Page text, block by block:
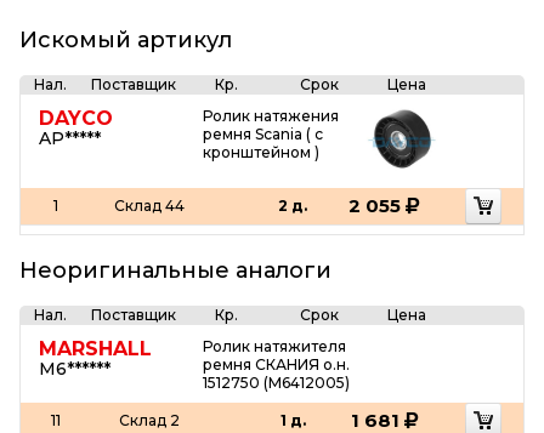
Искомый артикул
Нал. Поставщик Кр. Срок Цена
DAYCO
AP*****
Ролик натяжения
ремня Scania ( с
кронштейном )
1 Склад 44 2 д. 2 055
Неоригинальные аналоги
Нал. Поставщик Кр. Срок Цена
MARSHALL
M6******
Ролик натяжителя
ремня СКАНИЯ о.н.
1512750 (M6412005)
11 Склад 2 1 д. 1 681